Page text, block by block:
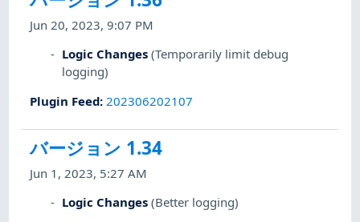
Jun 20, 2023, 9:07 PM
Logic Changes (Temporarily limit debug
logging)
Plugin Feed: 202306202107
バージョン 1.34
Jun 1, 2023, 5:27 AM
Logic Changes (Better logging)